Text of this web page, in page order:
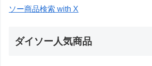
ソー商品検索 with X
ダイソー人気商品